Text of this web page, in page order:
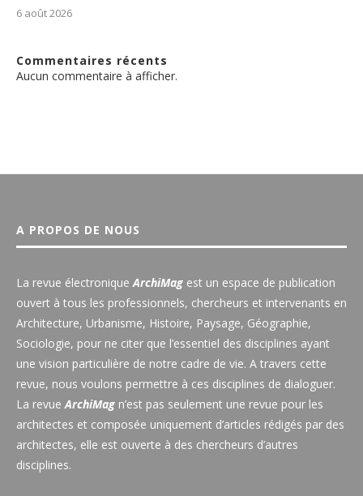
6 août 2026
Commentaires récents
Aucun commentaire à afficher.
A PROPOS DE NOUS
La revue électronique ArchiMag est un espace de publication
ouvert à tous les professionnels, chercheurs et intervenants en
Architecture, Urbanisme, Histoire, Paysage, Géographie,
Sociologie, pour ne citer que l’essentiel des disciplines ayant
une vision particulière de notre cadre de vie. A travers cette
revue, nous voulons permettre à ces disciplines de dialoguer.
La revue ArchiMag n’est pas seulement une revue pour les
architectes et composée uniquement d’articles rédigés par des
architectes, elle est ouverte à des chercheurs d’autres
disciplines.